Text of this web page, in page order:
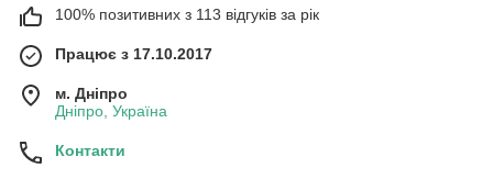
100% позитивних з 113 відгуків за рік
Працює з 17.10.2017
м. Дніпро
Дніпро, Україна
Контакти